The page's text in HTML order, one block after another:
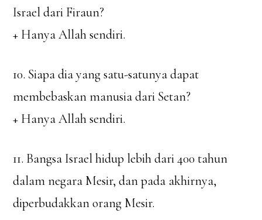
Israel dari Firaun?
+ Hanya Allah sendiri.
10. Siapa dia yang satu-satunya dapat
membebaskan manusia dari Setan?
+ Hanya Allah sendiri.
11. Bangsa Israel hidup lebih dari 400 tahun
dalam negara Mesir, dan pada akhirnya,
diperbudakkan orang Mesir.